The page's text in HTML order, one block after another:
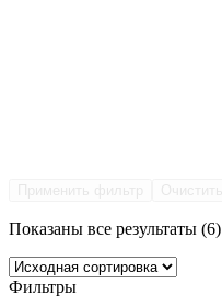
Показаны все результаты (6)
Фильтры